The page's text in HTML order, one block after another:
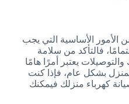
الأمور الأساسية التي يجب
فالتأكد من سلامة
يعتبر أمرًا هامًا
بشكل عام، فإذا كنت
كهرباء منزلك فيمكنك